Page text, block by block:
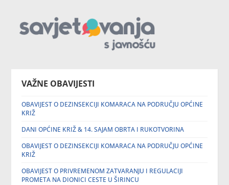
VAŽNE OBAVIJESTI
OBAVIJEST O DEZINSEKCIJI KOMARACA NA PODRUČJU OPĆINE
KRIŽ
DANI OPĆINE KRIŽ & 14. SAJAM OBRTA I RUKOTVORINA
OBAVIJEST O DEZINSEKCIJI KOMARACA NA PODRUČJU OPĆINE
KRIŽ
OBAVIJEST O PRIVREMENOM ZATVARANJU I REGULACIJI
PROMETA NA DIONICI CESTE U ŠIRINCU